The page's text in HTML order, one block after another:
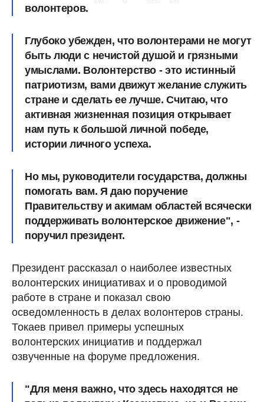
волонтеров.
Глубоко убежден, что волонтерами не могут
быть люди с нечистой душой и грязными
умыслами. Волонтерство - это истинный
патриотизм, вами движут желание служить
стране и сделать ее лучше. Считаю, что
активная жизненная позиция открывает
нам путь к большой личной победе,
истории личного успеха.
Но мы, руководители государства, должны
помогать вам. Я даю поручение
Правительству и акимам областей всячески
поддерживать волонтерское движение", -
поручил президент.
Президент рассказал о наиболее известных
волонтерских инициативах и о проводимой
работе в стране и показал свою
осведомленность в делах волонтеров страны.
Токаев привел примеры успешных
волонтерских инициатив и поддержал
озвученные на форуме предложения.
"Для меня важно, что здесь находятся не